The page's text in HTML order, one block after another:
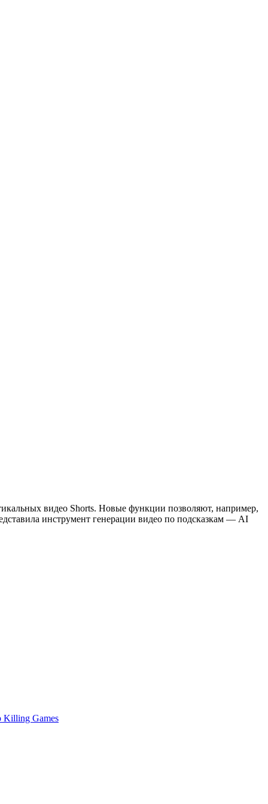
видео Shorts. Новые функции позволяют, например,
инструмент генерации видео по подсказкам — AI
Killing Games